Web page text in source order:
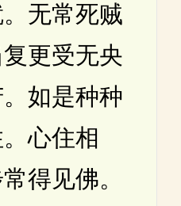
无常死贼
更受无央
如是种种
心住相
得见佛。